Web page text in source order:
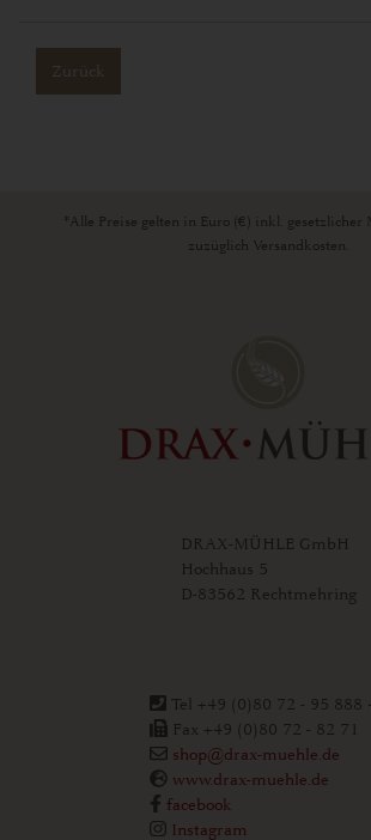
Zurück
*Alle Preise gelten in Euro (€) inkl. gesetzlicher
zuzüglich Versandkosten.
DRAX-MÜHLE GmbH
Hochhaus 5
D-83562 Rechtmehring
Tel +49 (0)80 72 - 95 888
Fax +49 (0)80 72 - 82 71
shop@drax-muehle.de
www.drax-muehle.de
facebook
Instagram